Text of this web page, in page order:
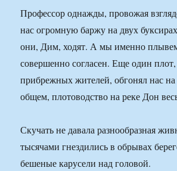
Профессор однажды, провожая
нас огромную баржу на двух
они, Дим, ходят. А мы именно
совершенно согласен. Еще один плот,
прибрежных жителей, обгонял нас
общем, плотоводство на реке Дон
Скучать не давала разнообразная
тысячами гнездились в обрывах
бешеные карусели над головой.